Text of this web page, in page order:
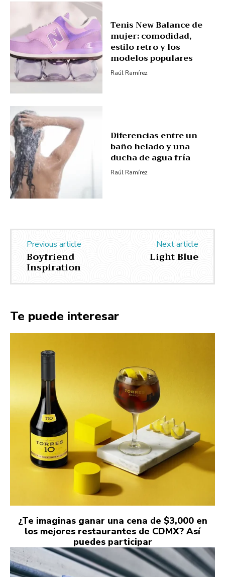
Tenis New Balance de
mujer: comodidad,
estilo retro y los
modelos populares
Raúl Ramírez
Diferencias entre un
baño helado y una
ducha de agua fría
Raúl Ramírez
Previous article
Boyfriend
Inspiration
Next article
Light Blue
Te puede interesar
¿Te imaginas ganar una cena de $3,000 en
los mejores restaurantes de CDMX? Así
puedes participar